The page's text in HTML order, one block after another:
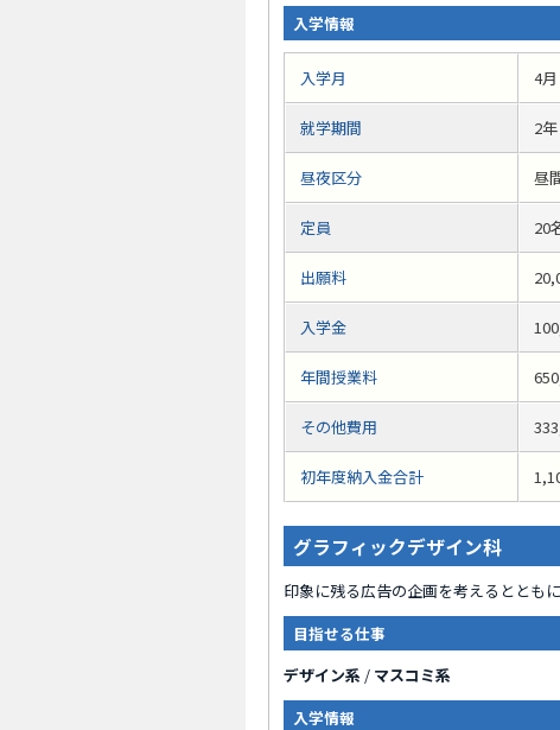
入学情報
入学月 4月
就学期間 2年
昼夜区分 昼
定員 20
出願料
入学金
年間授業料
その他費用
初年度納入金合計
グラフィックデザイン科
印象に残る広告の企画を考えるととも
目指せる仕事
デザイン系 / マスコミ系
入学情報